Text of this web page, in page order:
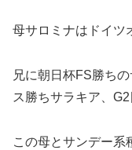
母サロミナはドイツ
兄に朝日杯FS勝ち
ス勝ちサラキア、
この母とサンデー系